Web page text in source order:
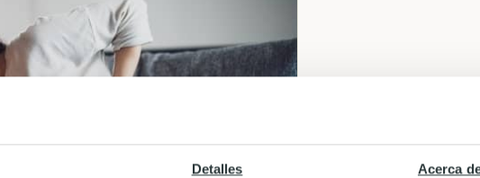
Detalles Acerca